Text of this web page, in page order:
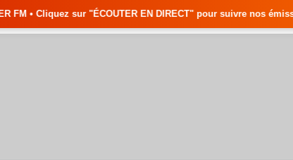
"ÉCOUTER EN DIRECT" pour suivre nos émissions en